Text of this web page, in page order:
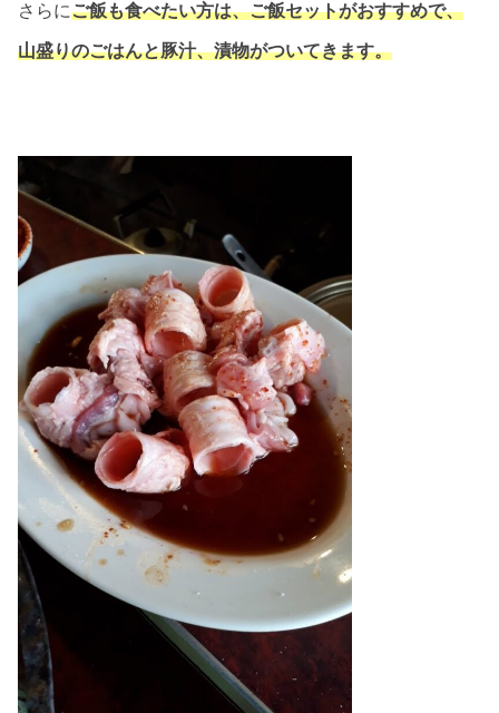
さらにご飯も食べたい方は、ご飯セットがおすすめで、
山盛りのごはんと豚汁、漬物がついてきます。